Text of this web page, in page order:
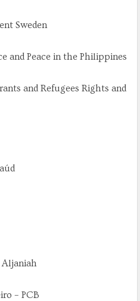
Sweden
and Peace in the Philippines
and Refugees Rights and
– PCB